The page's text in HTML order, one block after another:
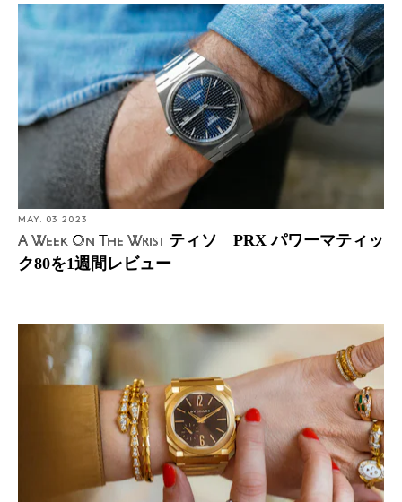
MAY. 03 2023
A Week On The Wrist ティソ PRX パワーマティッ
ク80を1週間レビュー